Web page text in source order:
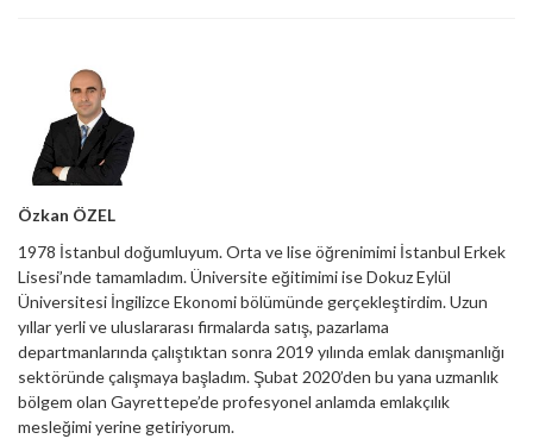
Özkan ÖZEL
1978 İstanbul doğumluyum. Orta ve lise öğrenimimi İstanbul Erkek
Lisesi’nde tamamladım. Üniversite eğitimimi ise Dokuz Eylül
Üniversitesi İngilizce Ekonomi bölümünde gerçekleştirdim. Uzun
yıllar yerli ve uluslararası firmalarda satış, pazarlama
departmanlarında çalıştıktan sonra 2019 yılında emlak danışmanlığı
sektöründe çalışmaya başladım. Şubat 2020’den bu yana uzmanlık
bölgem olan Gayrettepe’de profesyonel anlamda emlakçılık
mesleğimi yerine getiriyorum.